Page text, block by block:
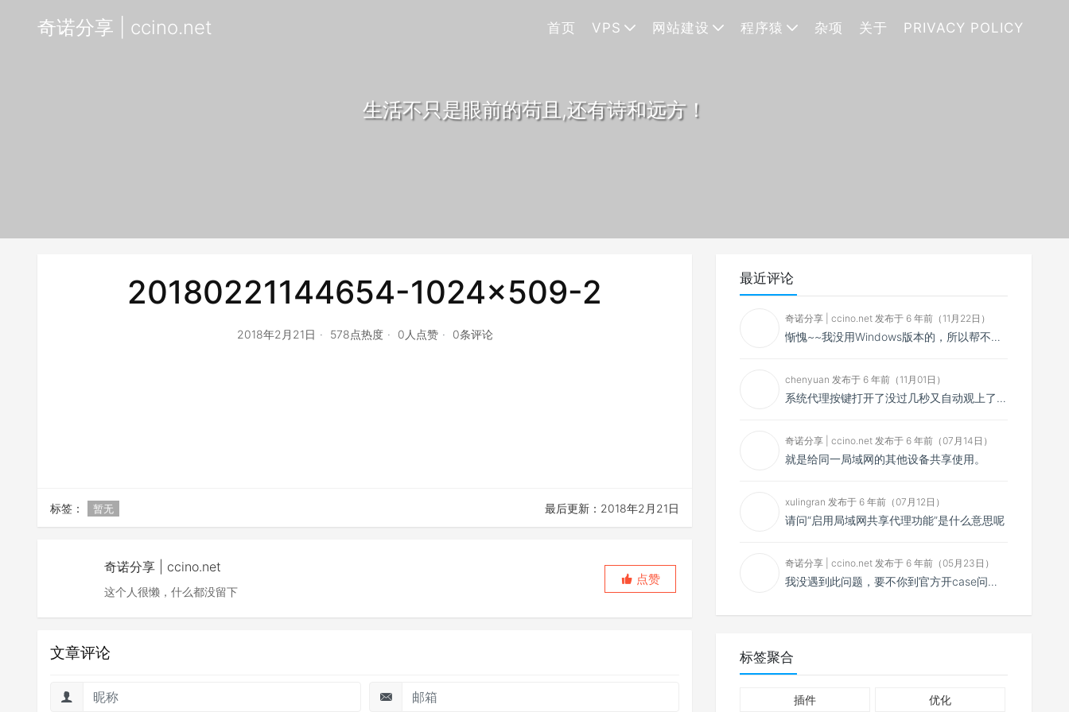
奇诺分享 | ccino.net 首页 VPS 网站建设 程序猿 杂项 关于 PRIVACY POLICY
生活不只是眼前的苟且,还有诗和远方！
20180221144654-1024x509-2
2018年2月21日 578点热度 0人点赞 0条评论
标签： 暂无 最后更新：2018年2月21日
奇诺分享 | ccino.net
这个人很懒，什么都没留下
点赞
文章评论
最近评论
奇诺分享 | ccino.net 发布于 6 年前（11月22日）
惭愧~~我没用Windows版本的，所以帮不了你~~
chenyuan 发布于 6 年前（11月01日）
系统代理按键打开了没过几秒又自动观上了，导致一直打开不了，是什么问题呢？感谢大佬，请帮帮忙！谢谢！
奇诺分享 | ccino.net 发布于 6 年前（07月14日）
就是给同一局域网的其他设备共享使用。
xulingran 发布于 6 年前（07月12日）
请问“启用局域网共享代理功能”是什么意思呢
奇诺分享 | ccino.net 发布于 6 年前（05月23日）
我没遇到此问题，要不你到官方开case问问看？
标签聚合
插件 优化